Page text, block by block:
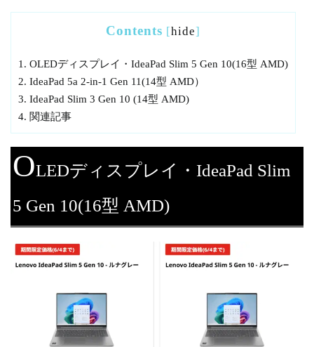
Contents [hide]
1. OLEDディスプレイ・IdeaPad Slim 5 Gen 10(16型 AMD)
2. IdeaPad 5a 2-in-1 Gen 11(14型 AMD）
3. IdeaPad Slim 3 Gen 10 (14型 AMD)
4. 関連記事
OLEDディスプレイ・IdeaPad Slim
5 Gen 10(16型 AMD)